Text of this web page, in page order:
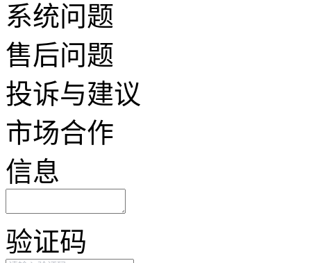
系统问题
售后问题
投诉与建议
市场合作
信息
验证码